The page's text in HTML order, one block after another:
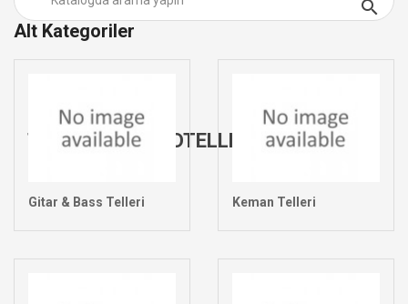

TELLER & AKORDTELLER & AKORD
Alt Kategoriler
Gitar & Bass Telleri Keman Telleri